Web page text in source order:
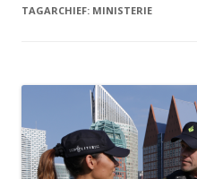
TAGARCHIEF: MINISTERIE